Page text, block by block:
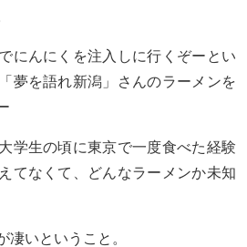
にんにくを注入しに行くぞーとい
夢を語れ新潟」さんのラーメンを
学生の頃に東京で一度食べた経験
てなくて、どんなラーメンか未知
凄いということ。